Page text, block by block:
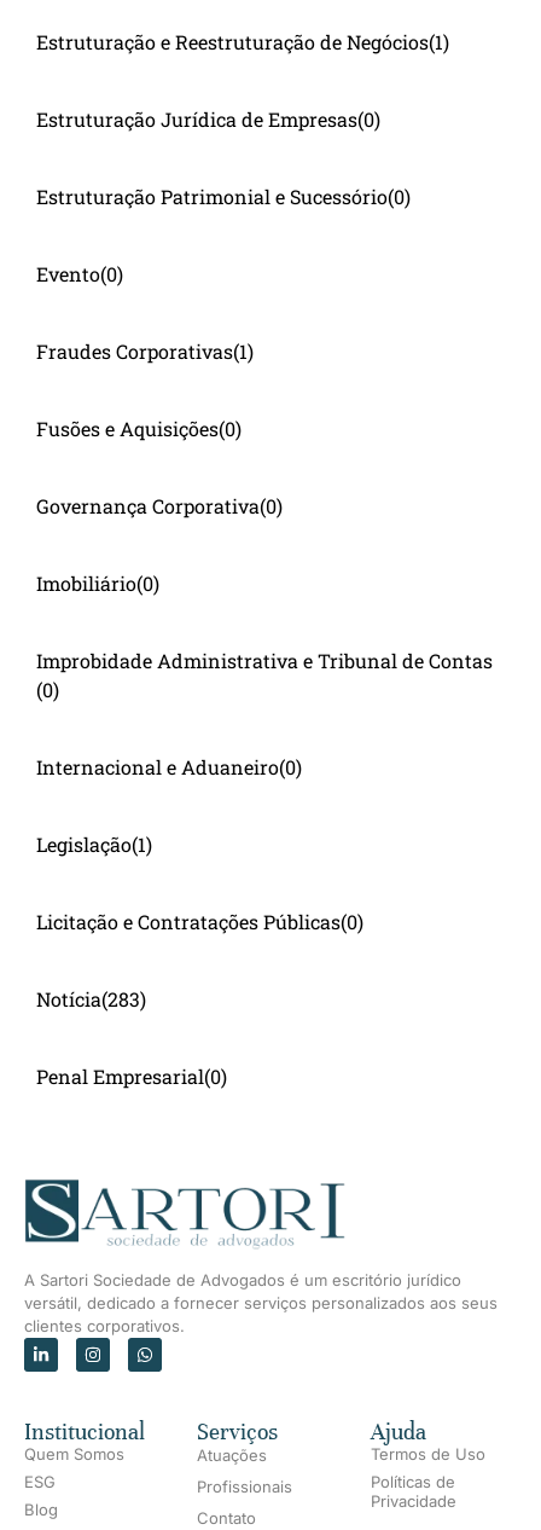
Estruturação e Reestruturação de Negócios(1)
Estruturação Jurídica de Empresas(0)
Estruturação Patrimonial e Sucessório(0)
Evento(0)
Fraudes Corporativas(1)
Fusões e Aquisições(0)
Governança Corporativa(0)
Imobiliário(0)
Improbidade Administrativa e Tribunal de Contas
(0)
Internacional e Aduaneiro(0)
Legislação(1)
Licitação e Contratações Públicas(0)
Notícia(283)
Penal Empresarial(0)
A Sartori Sociedade de Advogados é um escritório jurídico
versátil, dedicado a fornecer serviços personalizados aos seus
clientes corporativos.
Institucional
Quem Somos
ESG
Blog
Serviços
Atuações
Profissionais
Contato
Ajuda
Termos de Uso
Políticas de
Privacidade